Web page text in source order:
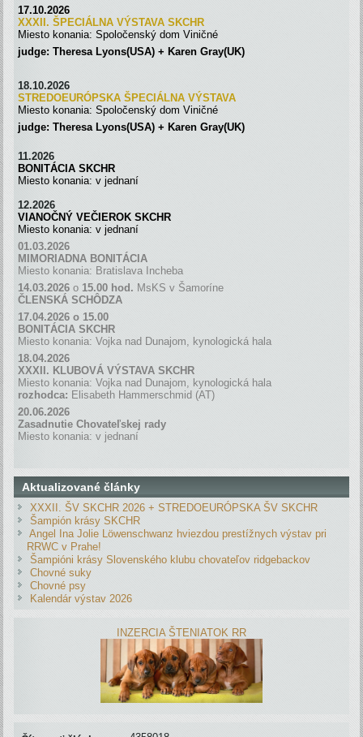
17.10.2026
XXXII. ŠPECIÁLNA VÝSTAVA SKCHR
Miesto konania: Spoločenský dom Viničné
judge: Theresa Lyons(USA) + Karen Gray(UK)
18.10.2026
STREDOEURÓPSKA ŠPECIÁLNA VÝSTAVA
Miesto konania: Spoločenský dom Viničné
judge: Theresa Lyons(USA) + Karen Gray(UK)
11.2026
BONITÁCIA SKCHR
Miesto konania: v jednaní
12.2026
VIANOČNÝ VEČIEROK SKCHR
Miesto konania: v jednaní
01.03.2026
MIMORIADNA BONITÁCIA
Miesto konania: Bratislava Incheba
14.03.2026 o 15.00 hod. MsKS v Šamoríne
ČLENSKÁ SCHÔDZA
17.04.2026 o 15.00
BONITÁCIA SKCHR
Miesto konania: Vojka nad Dunajom, kynologická hala
18.04.2026
XXXII. KLUBOVÁ VÝSTAVA SKCHR
Miesto konania: Vojka nad Dunajom, kynologická hala
rozhodca: Elisabeth Hammerschmid (AT)
20.06.2026
Zasadnutie Chovateľskej rady
Miesto konania: v jednaní
Aktualizované články
XXXII. ŠV SKCHR 2026 + STREDOEURÓPSKA ŠV SKCHR
Šampión krásy SKCHR
Angel Ina Jolie Löwenschwanz hviezdou prestížnych výstav pri
RRWC v Prahe!
Šampióni krásy Slovenského klubu chovateľov ridgebackov
Chovné suky
Chovné psy
Kalendár výstav 2026
INZERCIA ŠTENIATOK RR